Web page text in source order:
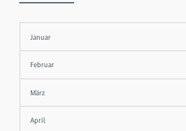
Januar
Februar
März
April